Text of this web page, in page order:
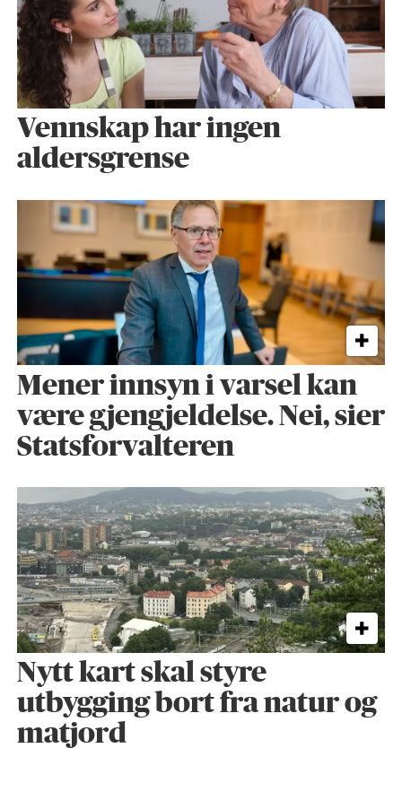
Vennskap har ingen
aldersgrense
Mener innsyn i varsel kan
være gjengjeldelse. Nei, sier
Statsforvalteren
Nytt kart skal styre
utbygging bort fra natur og
matjord